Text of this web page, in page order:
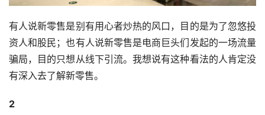
有人说新零售是别有用心者炒热的风口，目的是为了忽悠投
资人和股民；也有人说新零售是电商巨头们发起的一场流量
骗局，目的只想从线下引流。我想说有这种看法的人肯定没
有深入去了解新零售。
2